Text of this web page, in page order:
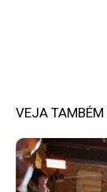
VEJA TAMBÉM